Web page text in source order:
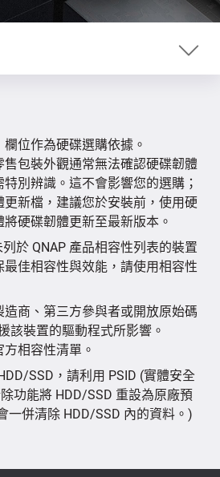
欄位作為硬碟選購依據。
售包裝外觀通常無法確認硬碟韌體
別辨識。這不會影響您的選購；
新檔，建議您於安裝前，使用硬
硬碟韌體更新至最新版本。
於 QNAP 產品相容性列表的裝置
佳相容性與效能，請使用相容性
商、第三方參與者或開放原始碼
該裝置的驅動程式所影響。
相容性清單。
SSD，請利用 PSID (實體安全
功能將 HDD/SSD 重設為原廠預
一併清除 HDD/SSD 內的資料。)